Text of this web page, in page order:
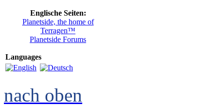
Englische Seiten:
Planetside, the home of
Terragen™
Planetside Forums
Languages
nach oben